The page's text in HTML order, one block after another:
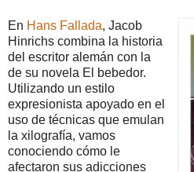
En Hans Fallada, Jacob
Hinrichs combina la historia
del escritor alemán con la
de su novela El bebedor.
Utilizando un estilo
expresionista apoyado en el
uso de técnicas que emulan
la xilografía, vamos
conociendo cómo le
afectaron sus adicciones